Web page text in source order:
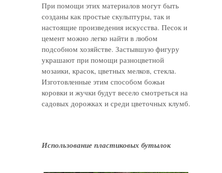
При помощи этих материалов могут быть
созданы как простые скульптуры, так и
настоящие произведения искусства. Песок и
цемент можно легко найти в любом
подсобном хозяйстве. Застывшую фигуру
украшают при помощи разноцветной
мозаики, красок, цветных мелков, стекла.
Изготовленные этим способом божьи
коровки и жучки будут весело смотреться на
садовых дорожках и среди цветочных клумб.
Использование пластиковых бутылок